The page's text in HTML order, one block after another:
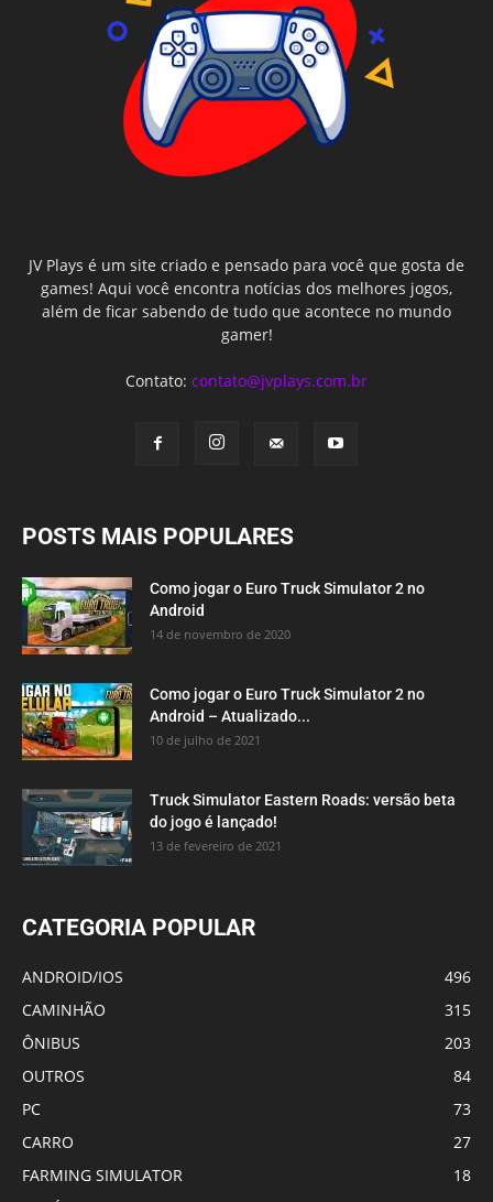
JV Plays é um site criado e pensado para você que gosta de
games! Aqui você encontra notícias dos melhores jogos,
além de ficar sabendo de tudo que acontece no mundo
gamer!
Contato: contato@jvplays.com.br
POSTS MAIS POPULARES
Como jogar o Euro Truck Simulator 2 no
Android
14 de novembro de 2020
Como jogar o Euro Truck Simulator 2 no
Android – Atualizado...
10 de julho de 2021
Truck Simulator Eastern Roads: versão beta
do jogo é lançado!
13 de fevereiro de 2021
CATEGORIA POPULAR
ANDROID/IOS
496
CAMINHÃO
315
ÔNIBUS
203
OUTROS
84
PC
73
CARRO
27
FARMING SIMULATOR
18